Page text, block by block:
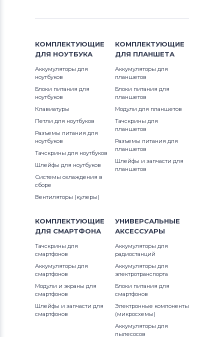
Блоки питания для мониторовLG
Блоки питания для мониторов
Planar
Samsung
Блоки питания для мониторов
Блоки питания для мониторов
Блоки питания для мониторов
Epson
Блоки питания для мониторов
Huawei
Блоки питания для мониторов
QNAP
Блоки питания для мониторов
702
712
715
722
732
КОМПЛЕКТУЮЩИЕ
ДЛЯ НОУТБУКА
Аккумуляторы для
ноутбуков
Блоки питания для
ноутбуков
Клавиатуры
Петли для ноутбуков
Разъемы питания для
ноутбуков
Тачскрины для ноутбуков
Шлейфы для ноутбуков
Системы охлаждения в
сборе
Вентиляторы (кулеры)
КОМПЛЕКТУЮЩИЕ
ДЛЯ ПЛАНШЕТА
Аккумуляторы для
планшетов
Блоки питания для
планшетов
Модули для планшетов
Тачскрины для
планшетов
Разъемы питания для
планшетов
Шлейфы и запчасти для
планшетов
КОМПЛЕКТУЮЩИЕ
ДЛЯ СМАРТФОНА
Тачскрины для
смартфонов
Аккумуляторы для
смартфонов
Модули и экраны для
смартфонов
Шлейфы и запчасти для
смартфонов
УНИВЕРСАЛЬНЫЕ
АКСЕССУАРЫ
Аккумуляторы для
радиостанций
Аккумуляторы для
электротранспорта
Блоки питания для
смартфонов
Электронные компоненты
(микросхемы)
Аккумуляторы для
пылесосов